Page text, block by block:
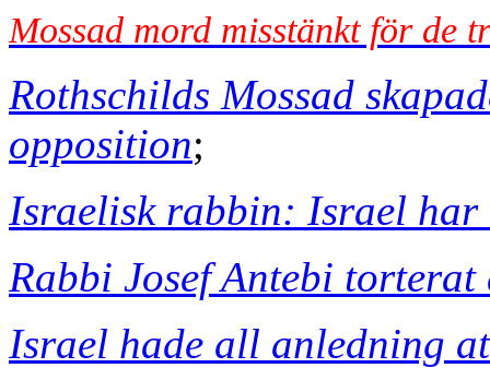
Mossad mord misstänkt för de
Rothschilds Mossad
opposition;
Israelisk rabbin: Israel
Rabbi Josef Antebi
Israel hade all anledning